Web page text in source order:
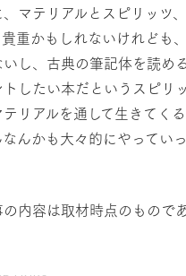
マテリアルとスピリッツ
貴重かもしれないけれども
いし、古典の筆記体を読め
トしたい本だというスピリ
テリアルを通して生きてく
んかも大々的にやってい
内容は取材時点のもので